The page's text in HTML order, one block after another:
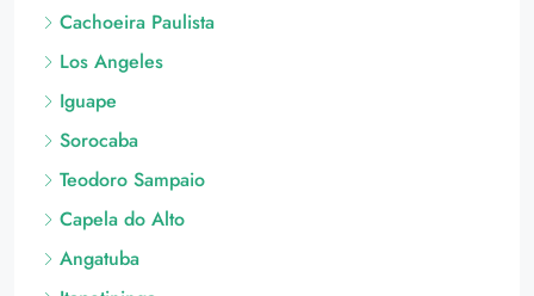
Cachoeira Paulista
Los Angeles
Iguape
Sorocaba
Teodoro Sampaio
Capela do Alto
Angatuba